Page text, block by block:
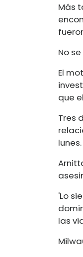
Más
No
El
que
Tres
lunes.
'Lo
las